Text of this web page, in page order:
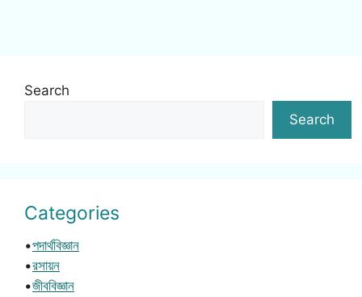
Search
Search
Categories
•পদার্থবিজ্ঞান
•রসায়ন
•জীববিজ্ঞান